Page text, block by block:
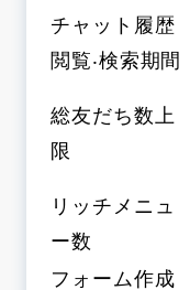
チャット履歴
閲覧‧検索期間
総友だち数上
限
リッチメニュ
ー数
フォーム作成